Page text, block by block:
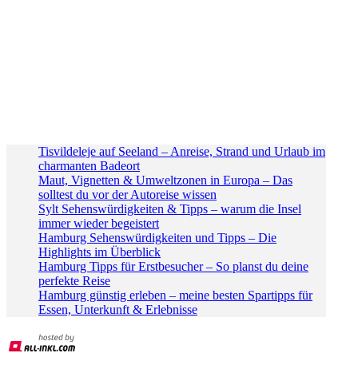
Tisvildeleje auf Seeland – Anreise, Strand und Urlaub im
charmanten Badeort
Maut, Vignetten & Umweltzonen in Europa – Das
solltest du vor der Autoreise wissen
Sylt Sehenswürdigkeiten & Tipps – warum die Insel
immer wieder begeistert
Hamburg Sehenswürdigkeiten und Tipps – Die
Highlights im Überblick
Hamburg Tipps für Erstbesucher – So planst du deine
perfekte Reise
Hamburg günstig erleben – meine besten Spartipps für
Essen, Unterkunft & Erlebnisse